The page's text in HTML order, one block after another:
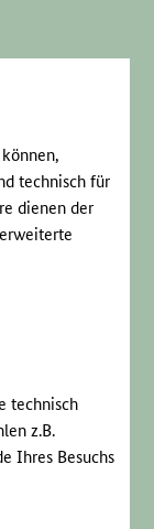
technisch für
dienen der
technisch
z.B.
Ihres Besuchs